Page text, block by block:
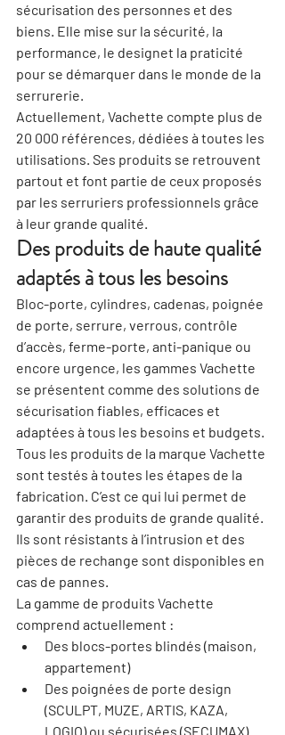
sécurisation des personnes et des
biens. Elle mise sur la sécurité, la
performance, le designet la praticité
pour se démarquer dans le monde de la
serrurerie.
Actuellement, Vachette compte plus de
20 000 références, dédiées à toutes les
utilisations. Ses produits se retrouvent
partout et font partie de ceux proposés
par les serruriers professionnels grâce
à leur grande qualité.
Des produits de haute qualité
adaptés à tous les besoins
Bloc-porte, cylindres, cadenas, poignée
de porte, serrure, verrous, contrôle
d’accès, ferme-porte, anti-panique ou
encore urgence, les gammes Vachette
se présentent comme des solutions de
sécurisation fiables, efficaces et
adaptées à tous les besoins et budgets.
Tous les produits de la marque Vachette
sont testés à toutes les étapes de la
fabrication. C’est ce qui lui permet de
garantir des produits de grande qualité.
Ils sont résistants à l’intrusion et des
pièces de rechange sont disponibles en
cas de pannes.
La gamme de produits Vachette
comprend actuellement :
Des blocs-portes blindés (maison,
appartement)
Des poignées de porte design
(SCULPT, MUZE, ARTIS, KAZA,
LOGIO) ou sécurisées (SECUMAX)